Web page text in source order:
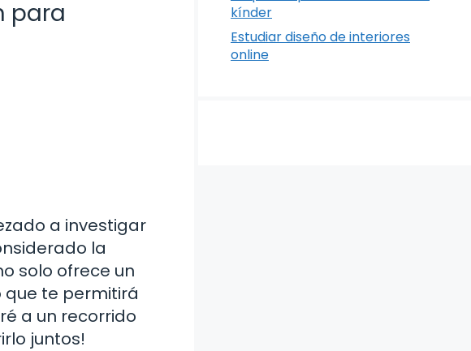
para
a investigar
la
solo ofrece un
que te permitirá
a un recorrido
juntos!
kínder
Estudiar diseño de interiores
online